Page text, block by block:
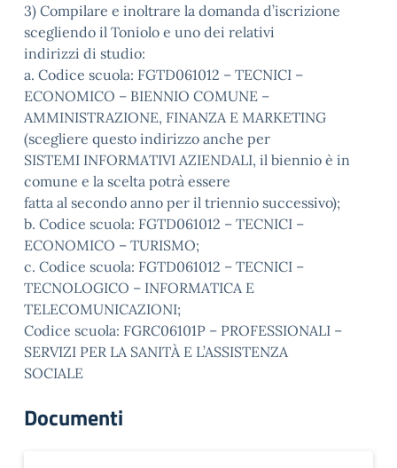
3) Compilare e inoltrare la domanda d’iscrizione
scegliendo il Toniolo e uno dei relativi
indirizzi di studio:
a. Codice scuola: FGTD061012 – TECNICI –
ECONOMICO – BIENNIO COMUNE –
AMMINISTRAZIONE, FINANZA E MARKETING
(scegliere questo indirizzo anche per
SISTEMI INFORMATIVI AZIENDALI, il biennio è in
comune e la scelta potrà essere
fatta al secondo anno per il triennio successivo);
b. Codice scuola: FGTD061012 – TECNICI –
ECONOMICO – TURISMO;
c. Codice scuola: FGTD061012 – TECNICI –
TECNOLOGICO – INFORMATICA E
TELECOMUNICAZIONI;
Codice scuola: FGRC06101P – PROFESSIONALI –
SERVIZI PER LA SANITÀ E L’ASSISTENZA
SOCIALE
Documenti